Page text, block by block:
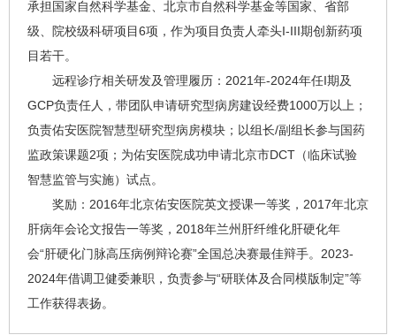
承担国家自然科学基金、北京市自然科学基金等国家、省部
级、院校级科研项目6项，作为项目负责人牵头I-III期创新药项
目若干。
远程诊疗相关研发及管理履历：2021年-2024年任I期及
GCP负责任人，带团队申请研究型病房建设经费1000万以上；
负责佑安医院智慧型研究型病房模块；以组长/副组长参与国药
监政策课题2项；为佑安医院成功申请北京市DCT（临床试验
智慧监管与实施）试点。
奖励：2016年北京佑安医院英文授课一等奖，2017年北京
肝病年会论文报告一等奖，2018年兰州肝纤维化肝硬化年
会“肝硬化门脉高压病例辩论赛”全国总决赛最佳辩手。2023-
2024年借调卫健委兼职，负责参与“研联体及合同模版制定”等
工作获得表扬。